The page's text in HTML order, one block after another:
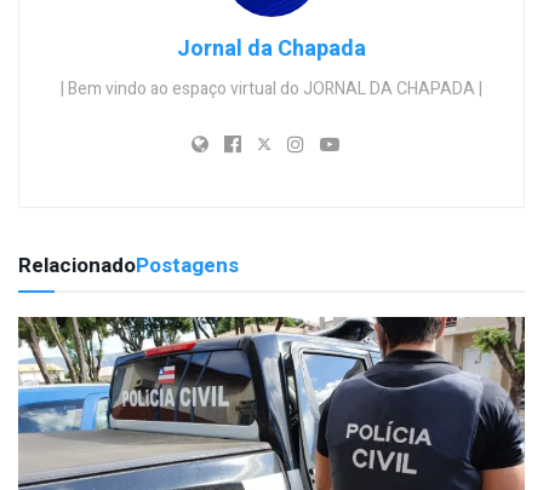
Jornal da Chapada
| Bem vindo ao espaço virtual do JORNAL DA CHAPADA |
RelacionadoPostagens